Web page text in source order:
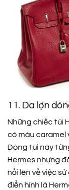
11. Da lợn
Những chiếc túi
có màu caramel
Dòng túi này
Hermes nhưng
nổi lên về việc
điển hình là